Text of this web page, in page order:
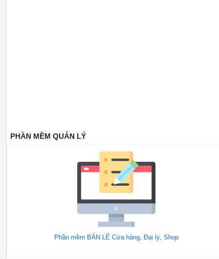
PHẦN MỀM QUẢN LÝ
Phần mềm BÁN LẺ Cửa hàng, Đại lý, Shop